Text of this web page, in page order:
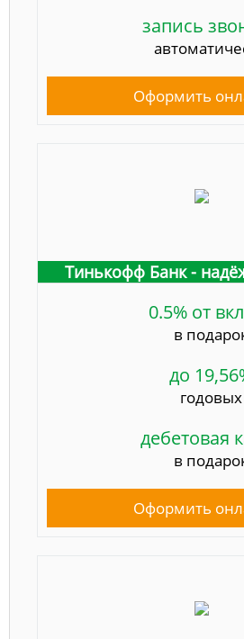
запись
Оформить
Тинькофф Банк -
0.5% от
в
до
годовых
дебетовая
в
Оформить